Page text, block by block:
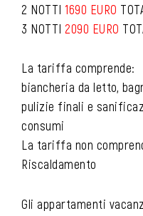
2 NOTTI 1690 EURO
3 NOTTI 2090 EURO
La tariffa comprende:
biancheria da letto,
pulizie finali e
consumi
La tariffa non
Riscaldamento
Gli appartamenti